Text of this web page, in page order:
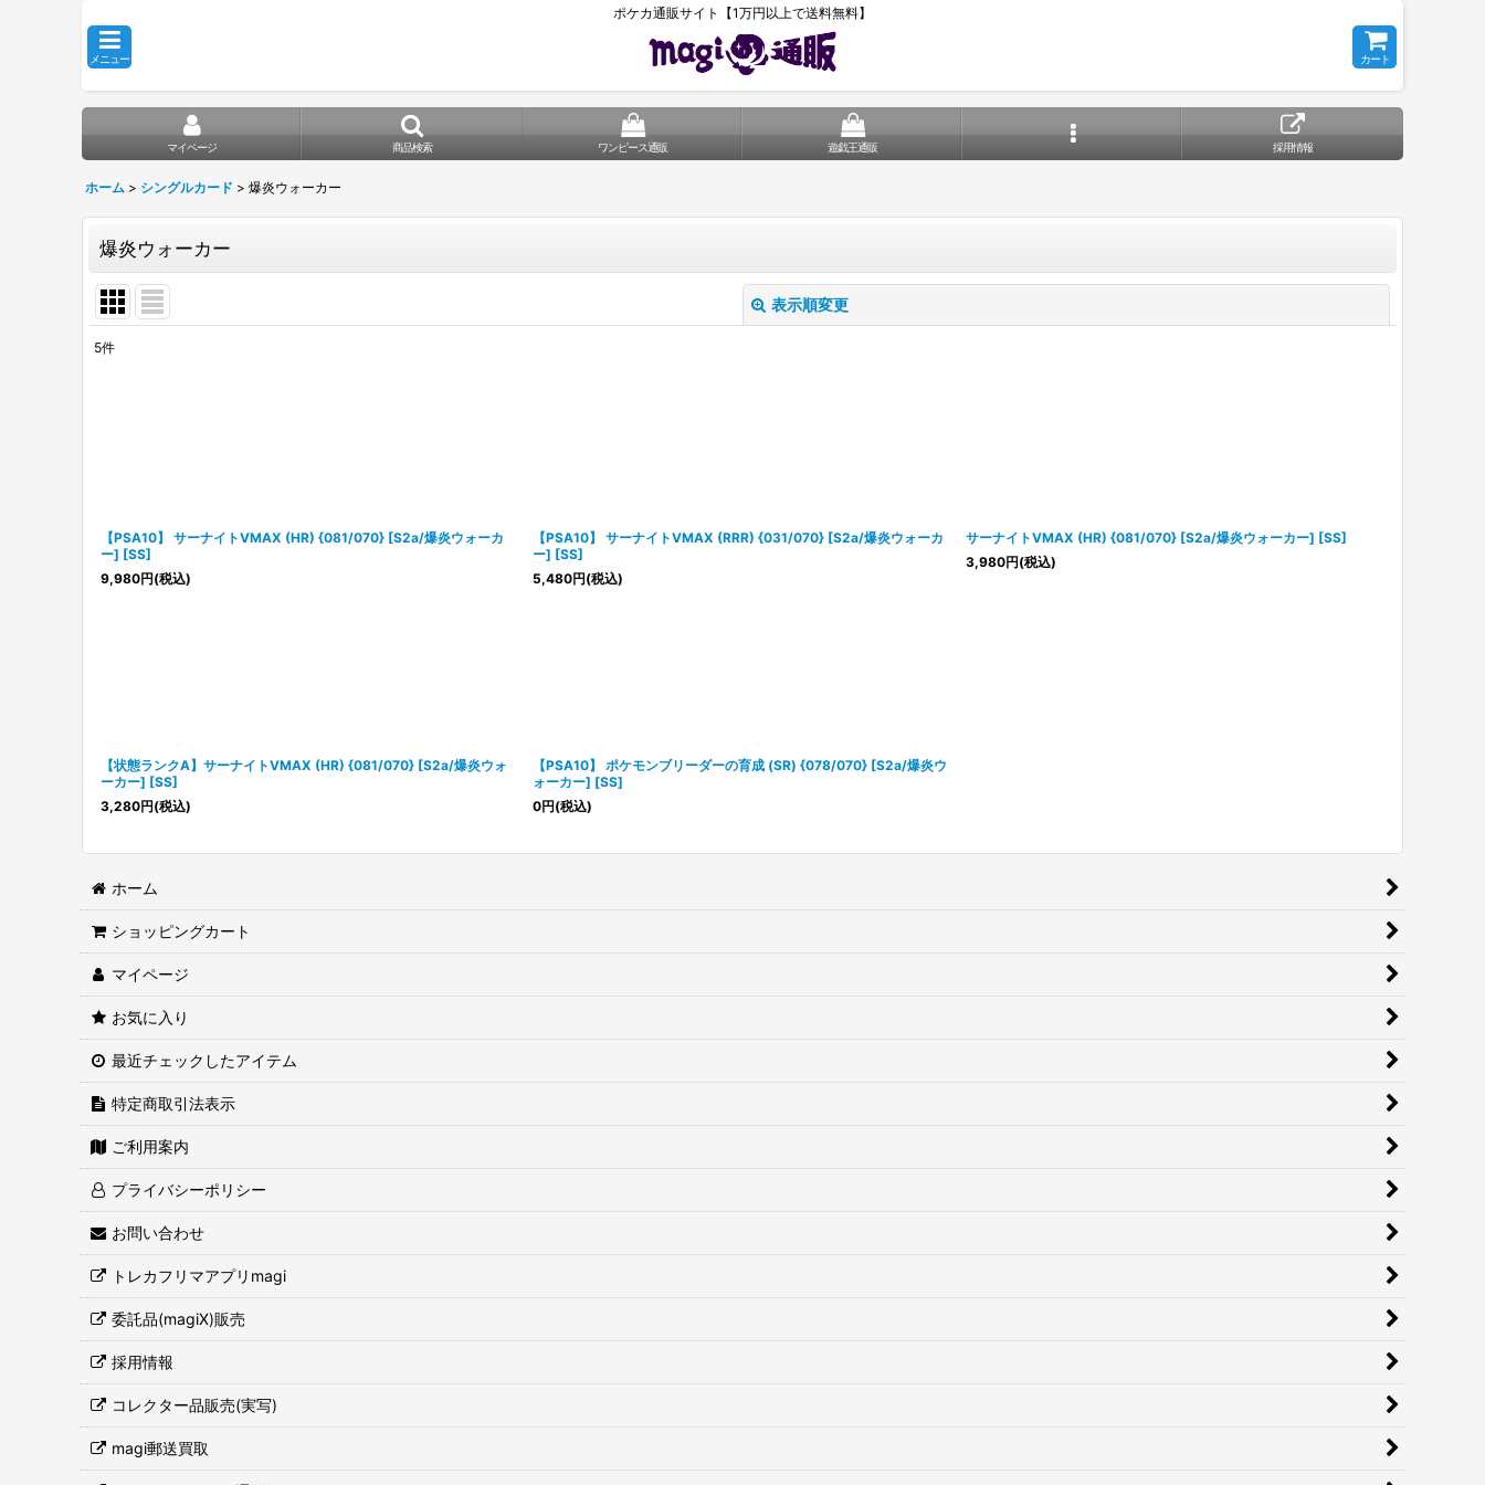
ポケカ通販サイト【1万円以上で送料無料】
メニュー カート
マイページ 商品検索 ワンピース通販 遊戯王通販 採用情報
ホーム > シングルカード > 爆炎ウォーカー
爆炎ウォーカー
表示順変更
絞り込む
5件
【PSA10】 サーナイトVMAX (HR) {081/070} [S2a/爆炎ウォーカ
ー] [SS]
9,980円(税込)
【PSA10】 サーナイトVMAX (RRR) {031/070} [S2a/爆炎ウォーカ
ー] [SS]
5,480円(税込)
サーナイトVMAX (HR) {081/070} [S2a/爆炎ウォーカー] [SS]
3,980円(税込)
【状態ランクA】サーナイトVMAX (HR) {081/070} [S2a/爆炎ウォ
ーカー] [SS]
3,280円(税込)
【PSA10】 ポケモンブリーダーの育成 (SR) {078/070} [S2a/爆炎ウ
ォーカー] [SS]
0円(税込)
ホーム
ショッピングカート
マイページ
お気に入り
最近チェックしたアイテム
特定商取引法表示
ご利用案内
プライバシーポリシー
お問い合わせ
トレカフリマアプリmagi
委託品(magiX)販売
採用情報
コレクター品販売(実写)
magi郵送買取